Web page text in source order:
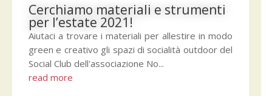
Cerchiamo materiali e strumenti
per l’estate 2021!
Aiutaci a trovare i materiali per allestire in modo
green e creativo gli spazi di socialità outdoor del
Social Club dell'associazione No...
read more